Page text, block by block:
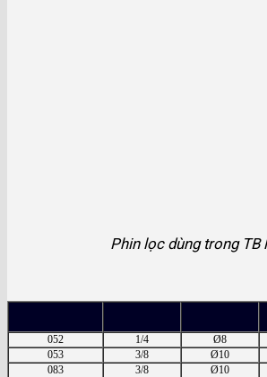
Phin lọc dùng trong TB
052
1/4 Ø8
053
3/8 Ø10
083
3/8 Ø10